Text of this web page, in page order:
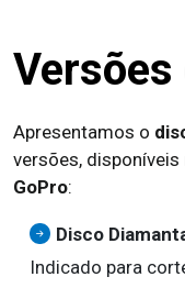
Apresentamos o
versões, disponíveis
GoPro:
Disco
Indicado para